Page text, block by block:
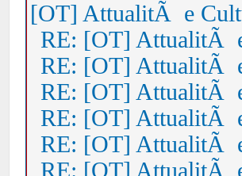
[OT] AttualitÃ e
RE: [OT] AttualitÃ
RE: [OT] AttualitÃ
RE: [OT] AttualitÃ
RE: [OT] AttualitÃ
RE: [OT] AttualitÃ
RE: [OT] AttualitÃ